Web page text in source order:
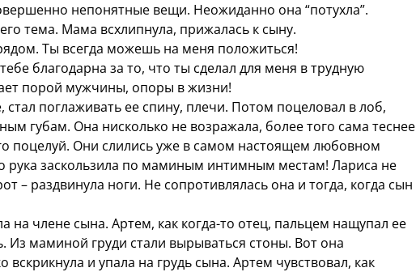
непонятные вещи. Неожиданно она “потухла”.
тема. Мама всхлипнула, прижалась к сыну.
Ты всегда можешь на меня положиться!
благодарна за то, что ты сделал для меня в трудную
порой мужчины, опоры в жизни!
поглаживать ее спину, плечи. Потом поцеловал в лоб,
губам. Она нисколько не возражала, более того сама теснее
поцелуй. Они слились уже в самом настоящем любовном
рука заскользила по маминым интимным местам! Лариса не
– раздвинула ноги. Не сопротивлялась она и тогда, когда сын
на члене сына. Артем, как когда-то отец, пальцем нащупал ее
Из маминой груди стали вырываться стоны. Вот она
вскрикнула и упала на грудь сына. Артем чувствовал, как